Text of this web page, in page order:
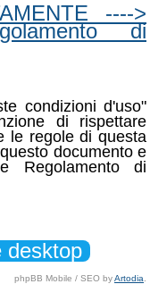
---->
di
condizioni d'uso"
di rispettare
le regole di questa
documento e
Regolamento di
desktop
phpBB Mobile / SEO byArtodia